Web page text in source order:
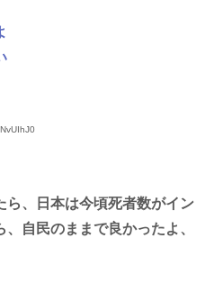
ら、日本は今頃死者数がイン
、自民のままで良かったよ、